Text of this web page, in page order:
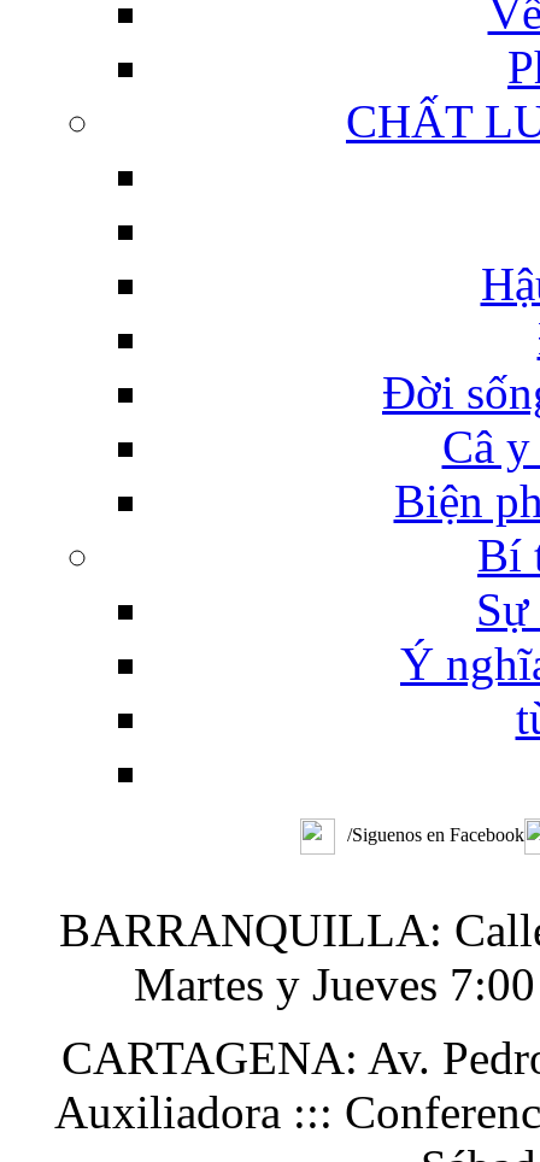
CHẤT
Đời
Câ
Biện
Bí
Ý
/Siguenos en Facebook
BARRANQUILLA:
Martes y Jueves
CARTAGENA: Av.
Auxiliadora :::